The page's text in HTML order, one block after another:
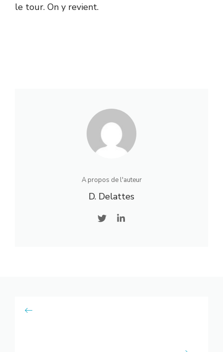
le tour. On y revient.
A propos de l'auteur
D. Delattes